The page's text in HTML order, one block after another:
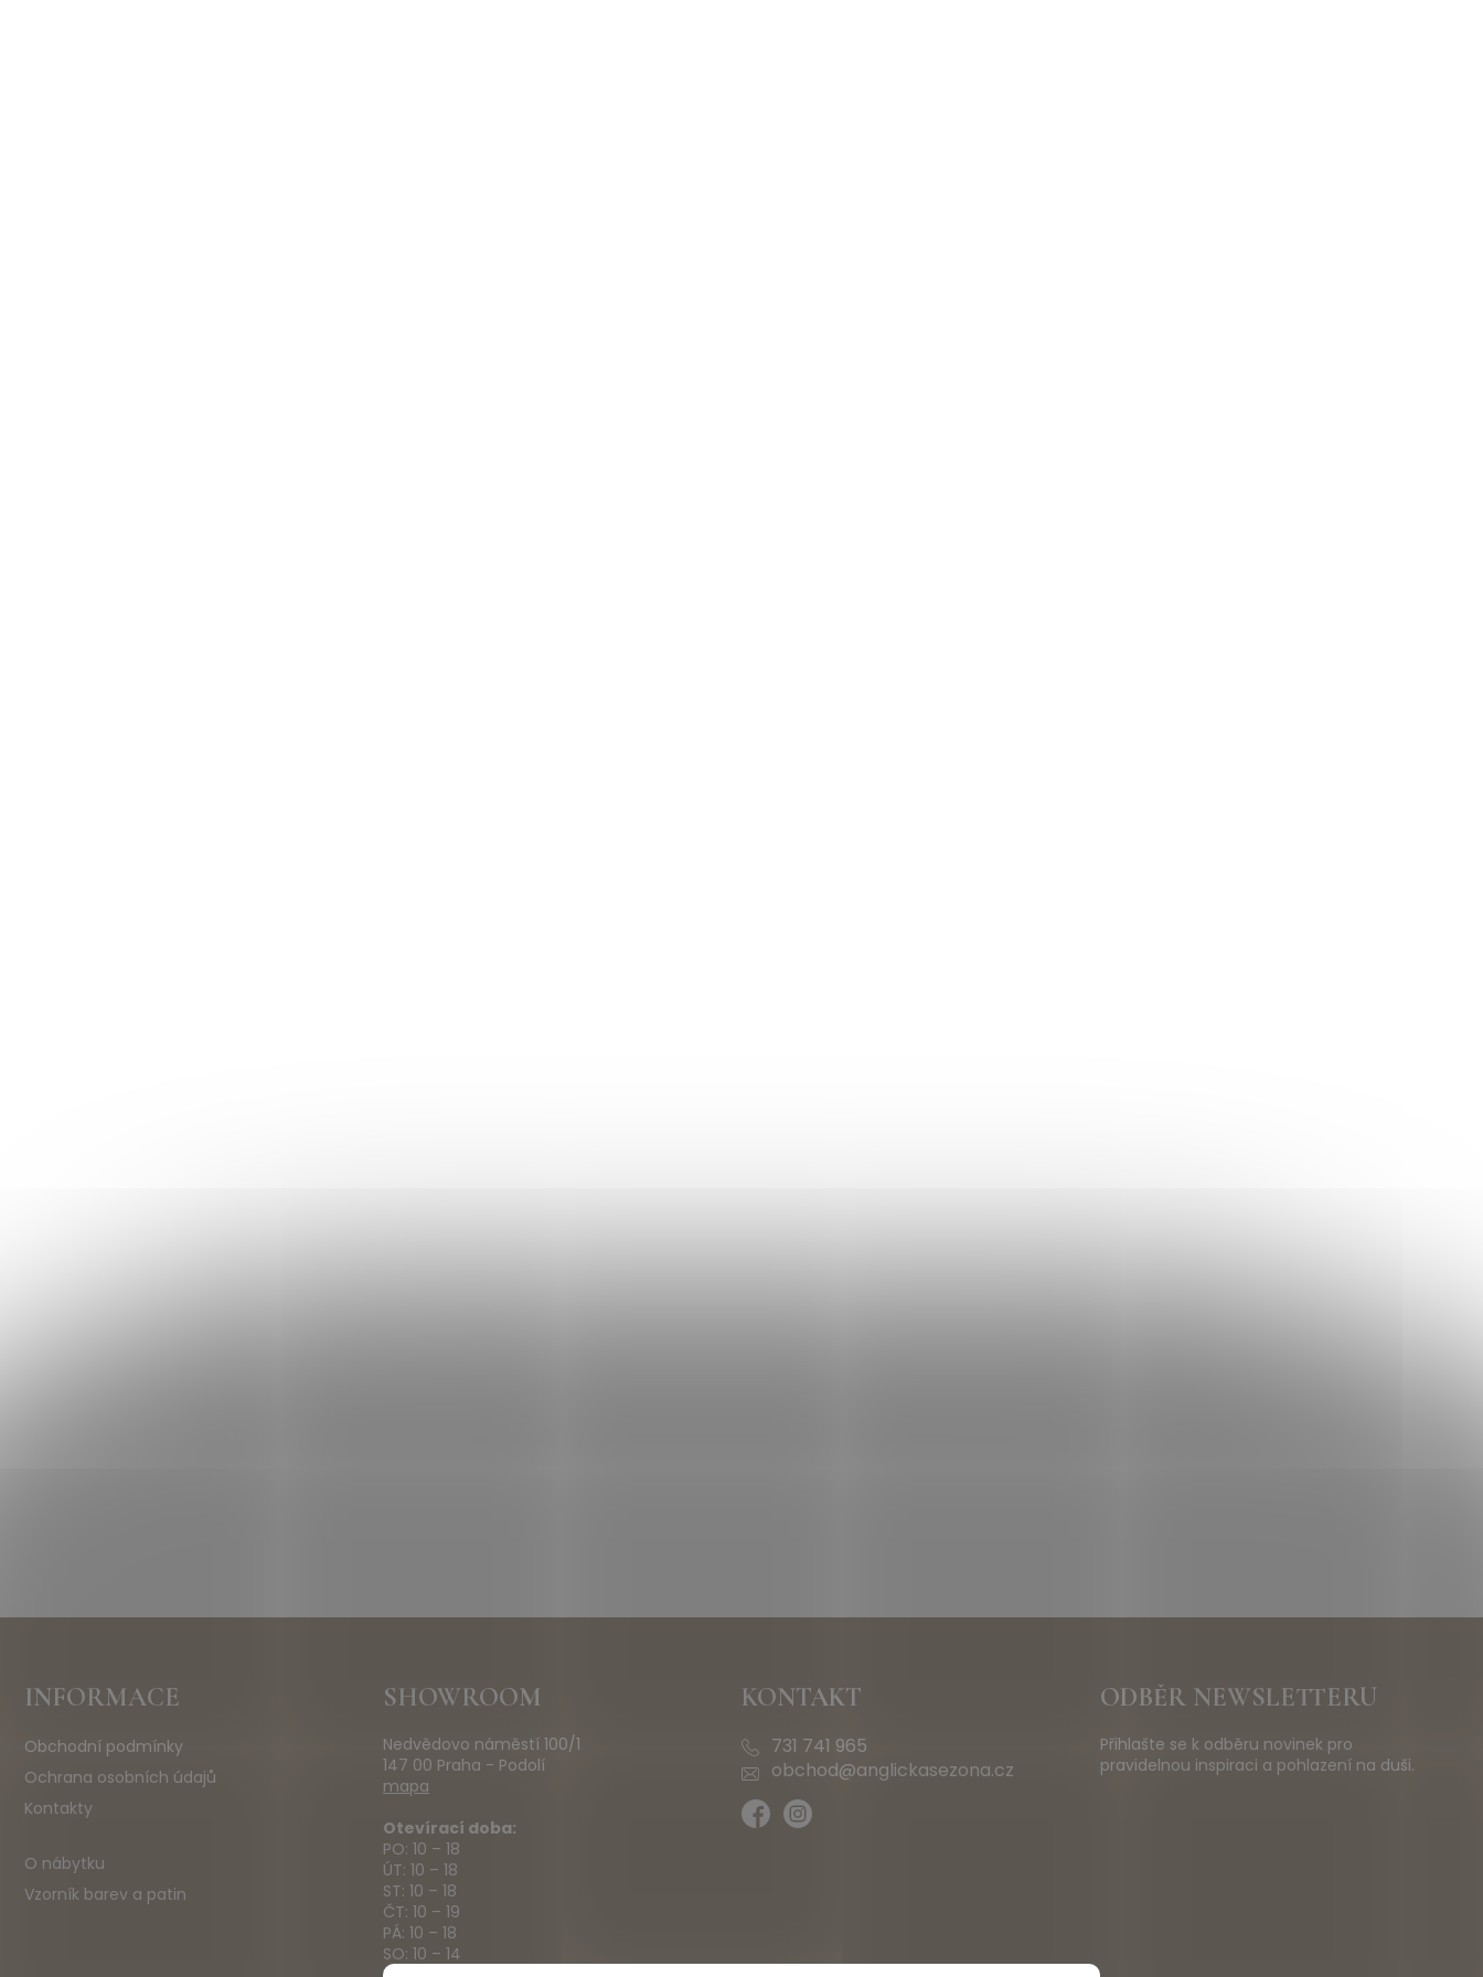
INFORMACE
Obchodní podmínky
Ochrana osobních údajů
Kontakty
O nábytku
Vzorník barev a patin
SHOWROOM
Nedvědovo náměstí 100/1
147 00 Praha - Podolí
mapa
Otevírací doba:
PO: 10 – 18
ÚT: 10 – 18
ST: 10 – 18
ČT: 10 – 19
PÁ: 10 – 18
SO: 10 – 14
KONTAKT
731 741 965
obchod@anglickasezona.cz
ODBĚR NEWSLETTERU
Přihlašte se k odběru novinek pro
pravidelnou inspiraci a pohlazení na duši.